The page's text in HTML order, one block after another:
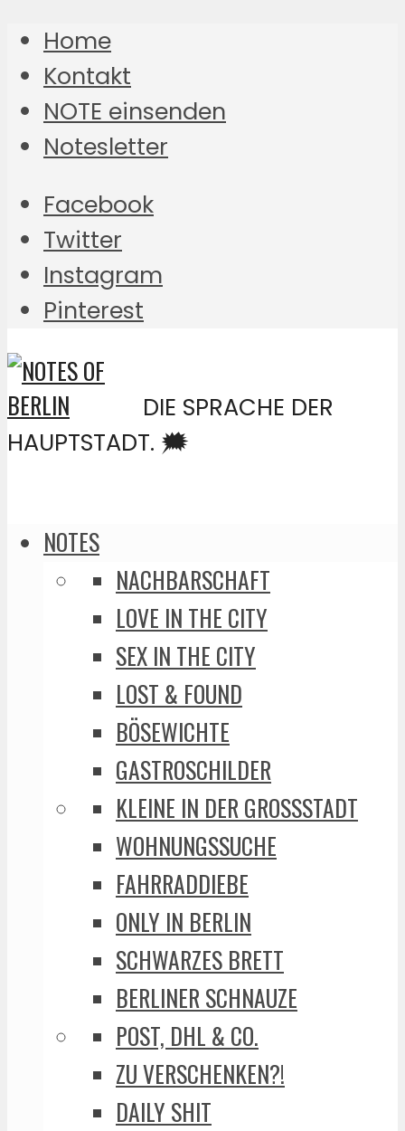
Home
Kontakt
NOTE einsenden
Notesletter
Facebook
Twitter
Instagram
Pinterest
DIE SPRACHE DER
HAUPTSTADT. 🗯️
NOTES
NACHBARSCHAFT
LOVE IN THE CITY
SEX IN THE CITY
LOST & FOUND
BÖSEWICHTE
GASTROSCHILDER
KLEINE IN DER GROSSSTADT
WOHNUNGSSUCHE
FAHRRADDIEBE
ONLY IN BERLIN
SCHWARZES BRETT
BERLINER SCHNAUZE
POST, DHL & CO.
ZU VERSCHENKEN?!
DAILY SHIT